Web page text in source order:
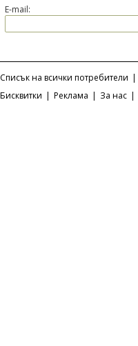
E-mail:
Списък на всички потребители |
Бисквитки | Реклама | За нас |